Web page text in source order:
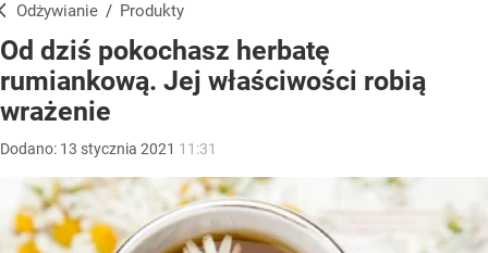
Odżywianie / Produkty
Od dziś pokochasz herbatę
rumiankową. Jej właściwości robią
wrażenie
Dodano: 13 stycznia 2021 11:31